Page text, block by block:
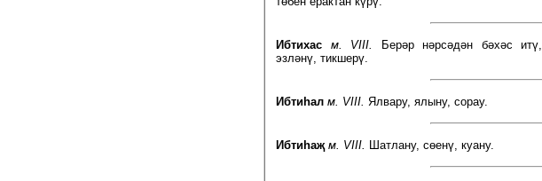
Ибтихас м. VIII.
Берәр нәрсәдән бәхәс итү,
эзләнү, тикшерү.
Ибтиһал м. VIII. Ялвару, ялыну, сорау.
Ибтиһаҗ м. VIII. Шатлану, сөенү, куану.